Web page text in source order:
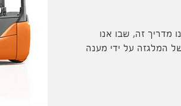
מדריך זה, שבו אנו
המלגזה על ידי מענה